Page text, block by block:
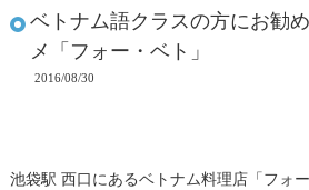
ベトナム語クラスの方にお勧
メ「フォー・ベト」
2016/08/30
池袋駅 西口にあるベトナム料理店「フォ